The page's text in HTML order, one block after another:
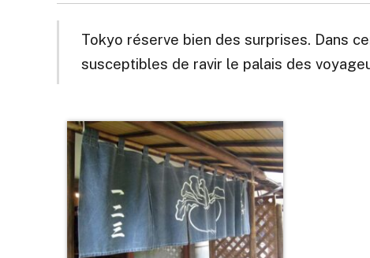
Tokyo réserve bien des surprises. Dans
susceptibles de ravir le palais des